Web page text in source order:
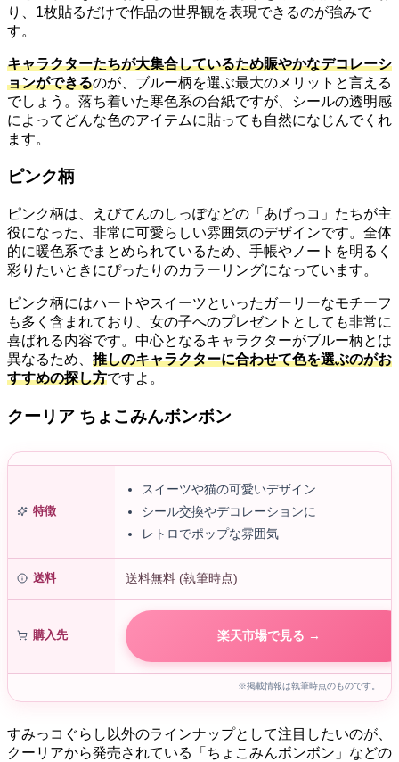
り、1枚貼るだけで作品の世界観を表現できるのが強みで
す。
キャラクターたちが大集合しているため賑やかなデコレーシ
ョンができるのが、ブルー柄を選ぶ最大のメリットと言える
でしょう。落ち着いた寒色系の台紙ですが、シールの透明感
によってどんな色のアイテムに貼っても自然になじんでくれ
ます。
ピンク柄
ピンク柄は、えびてんのしっぽなどの「あげっコ」たちが主
役になった、非常に可愛らしい雰囲気のデザインです。全体
的に暖色系でまとめられているため、手帳やノートを明るく
彩りたいときにぴったりのカラーリングになっています。
ピンク柄にはハートやスイーツといったガーリーなモチーフ
も多く含まれており、女の子へのプレゼントとしても非常に
喜ばれる内容です。中心となるキャラクターがブルー柄とは
異なるため、 推しのキャラクターに合わせて色を選ぶのがお
すすめの探し方ですよ。
クーリア ちょこみんボンボン
特徴
スイーツや猫の可愛いデザイン
シール交換やデコレーションに
レトロでポップな雰囲気
送料 送料無料 (執筆時点)
購入先 楽天市場で見る →
※掲載情報は執筆時点のものです。
すみっコぐらし以外のラインナップとして注目したいのが、
クーリアから発売されている「ちょこみんボンボン」などの